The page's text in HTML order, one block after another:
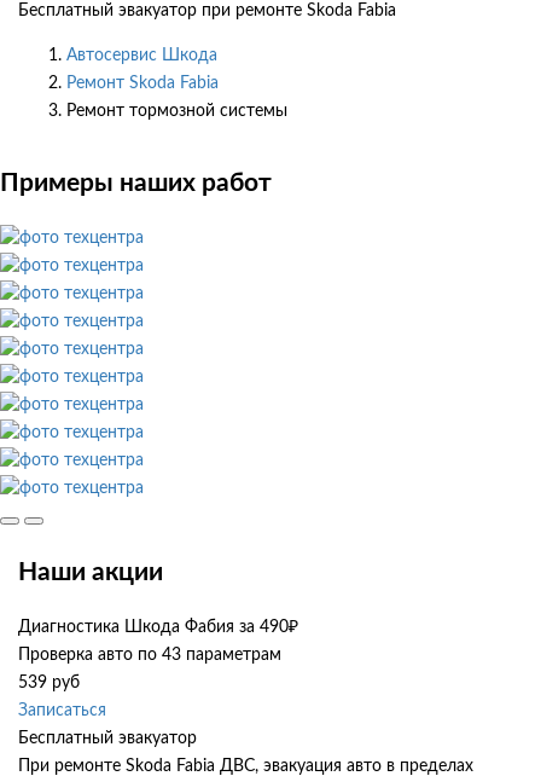
Бесплатный эвакуатор при ремонте Skoda Fabia
Автосервис Шкода
Ремонт Skoda Fabia
Ремонт тормозной системы
Примеры наших работ
Наши акции
Диагностика Шкода Фабия за 490₽
Проверка авто по 43 параметрам
539 руб
Записаться
Бесплатный эвакуатор
При ремонте Skoda Fabia ДВС, эвакуация авто в пределах